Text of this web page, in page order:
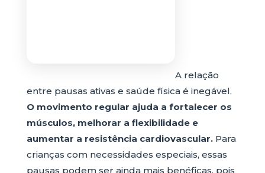
A relação
entre pausas ativas e saúde física é inegável.
O movimento regular ajuda a fortalecer os
músculos, melhorar a flexibilidade e
aumentar a resistência cardiovascular.Para
crianças com necessidades especiais, essas
pausas podem ser ainda mais benéficas, pois